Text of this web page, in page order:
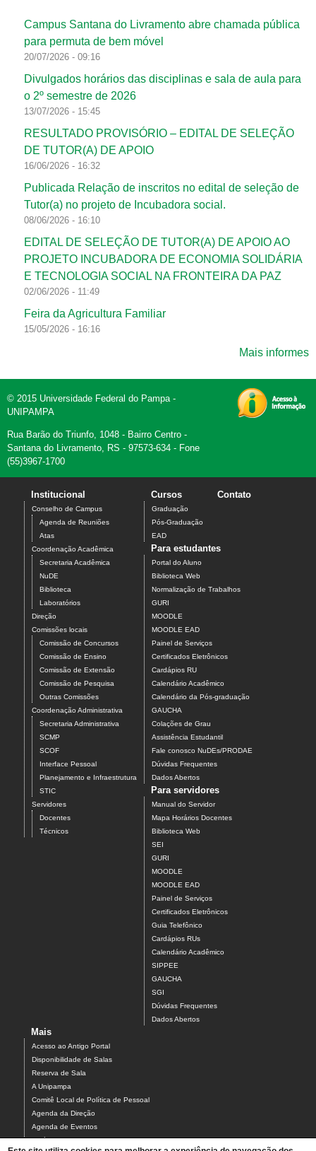
Campus Santana do Livramento abre chamada pública
para permuta de bem móvel
20/07/2026 - 09:16
Divulgados horários das disciplinas e sala de aula para
o 2º semestre de 2026
13/07/2026 - 15:45
RESULTADO PROVISÓRIO – EDITAL DE SELEÇÃO
DE TUTOR(A) DE APOIO
16/06/2026 - 16:32
Publicada Relação de inscritos no edital de seleção de
Tutor(a) no projeto de Incubadora social.
08/06/2026 - 16:10
EDITAL DE SELEÇÃO DE TUTOR(A) DE APOIO AO
PROJETO INCUBADORA DE ECONOMIA SOLIDÁRIA
E TECNOLOGIA SOCIAL NA FRONTEIRA DA PAZ
02/06/2026 - 11:49
Feira da Agricultura Familiar
15/05/2026 - 16:16
Mais informes
© 2015 Universidade Federal do Pampa -
UNIPAMPA
Rua Barão do Triunfo, 1048 - Bairro Centro -
Santana do Livramento, RS - 97573-634 - Fone
(55)3967-1700
Institucional
Conselho de Campus
Agenda de Reuniões
Atas
Coordenação Acadêmica
Secretaria Acadêmica
NuDE
Biblioteca
Laboratórios
Direção
Comissões locais
Comissão de Concursos
Comissão de Ensino
Comissão de Extensão
Comissão de Pesquisa
Outras Comissões
Coordenação Administrativa
Secretaria Administrativa
SCMP
SCOF
Interface Pessoal
Planejamento e Infraestrutura
STIC
Servidores
Docentes
Técnicos
Cursos
Graduação
Pós-Graduação
EAD
Contato
Para estudantes
Portal do Aluno
Biblioteca Web
Normalização de Trabalhos
GURI
MOODLE
MOODLE EAD
Painel de Serviços
Certificados Eletrônicos
Cardápios RU
Calendário Acadêmico
Calendário da Pós-graduação
GAUCHA
Colações de Grau
Assistência Estudantil
Fale conosco NuDEs/PRODAE
Dúvidas Frequentes
Dados Abertos
Para servidores
Manual do Servidor
Mapa Horários Docentes
Biblioteca Web
SEI
GURI
MOODLE
MOODLE EAD
Painel de Serviços
Certificados Eletrônicos
Guia Telefônico
Cardápios RUs
Calendário Acadêmico
SIPPEE
GAUCHA
SGI
Dúvidas Frequentes
Dados Abertos
Mais
Acesso ao Antigo Portal
Disponibilidade de Salas
Reserva de Sala
A Unipampa
Comitê Local de Política de Pessoal
Agenda da Direção
Agenda de Eventos
Estágios